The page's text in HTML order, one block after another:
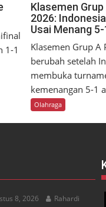
1-1
Klasemen Grup
2026:
Usai Menang
Klasemen Grup A
berubah setelah
membuka
kemenangan 5-1
Olahraga
8, 2026 Rahardi